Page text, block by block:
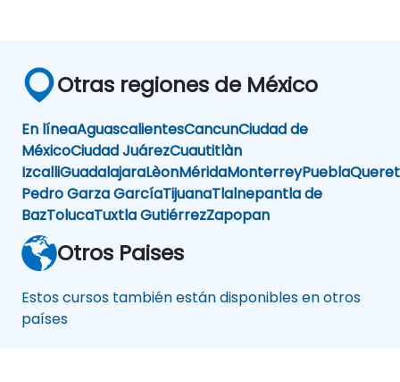
Otras regiones de México
En líneaAguascalientesCancunCiudad de
MéxicoCiudad JuárezCuautitlàn
IzcalliGuadalajaraLèonMéridaMonterreyPuebla
Pedro Garza GarcíaTijuanaTlalnepantla de
BazTolucaTuxtla GutiérrezZapopan
Otros Paises
Estos cursos también están disponibles en otros
países